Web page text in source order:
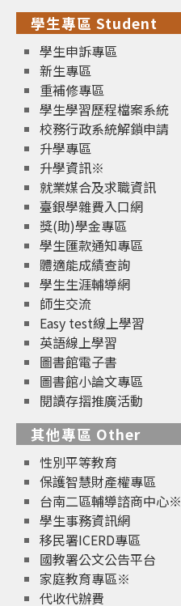
學生專區 Student
學生申訴專區
新生專區
重補修專區
學生學習歷程檔案系統
校務行政系統解鎖申請
升學專區
升學資訊※
就業媒合及求職資訊
臺銀學雜費入口網
獎(助)學金專區
學生匯款通知專區
體適能成績查詢
學生生涯輔導網
師生交流
Easy test線上學習
英語線上學習
圖書館電子書
圖書館小論文專區
閱讀存摺推廣活動
其他專區 Other
性別平等教育
保護智慧財產權專區
台南二區輔導諮商中心※
學生事務資訊網
移民署ICERD專區
國教署公文公告平台
家庭教育專區※
代收代辦費